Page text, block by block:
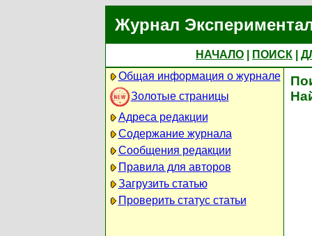
Журнал
НАЧАЛО ПОИСК
Общая информация о журнале
Золотые страницы
Адреса редакции
Содержание журнала
Сообщения редакции
Правила для авторов
Загрузить статью
Проверить статус статьи